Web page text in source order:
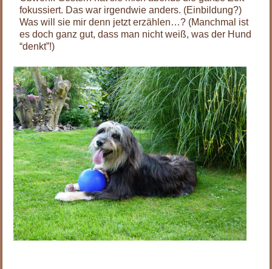
fokussiert. Das war irgendwie anders. (Einbildung?)
Was will sie mir denn jetzt erzählen…? (Manchmal ist
es doch ganz gut, dass man nicht weiß, was der Hund
“denkt”!)